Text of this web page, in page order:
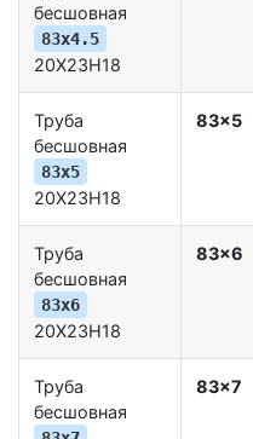
бесшовная
83x4.5
20Х23Н18
Труба
бесшовная
83x5
20Х23Н18
83x5
Труба
бесшовная
83x6
20Х23Н18
83x6
Труба
бесшовная
83x7